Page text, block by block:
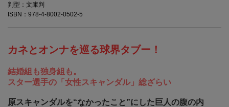
判型：文庫判
ISBN：978-4-8002-0502-5
カネとオンナを巡る球界タブー！
結婚組も独身組も。
スター選手の「女性スキャンダル」総ざらい
原スキャンダルを“なかったこと”にした巨人の腹の内